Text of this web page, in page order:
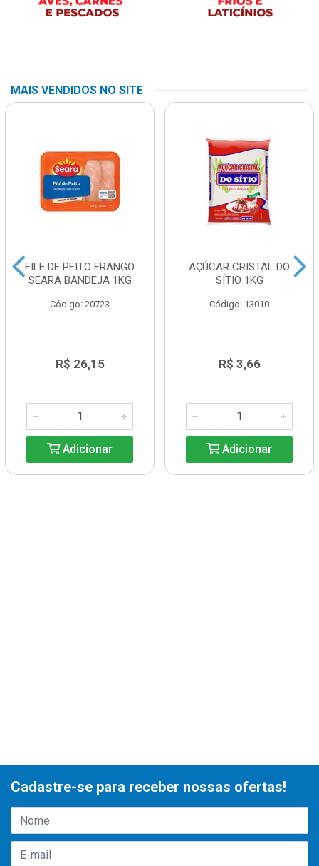
MAIS VENDIDOS NO SITE
FILE DE PEITO FRANGO
SEARA BANDEJA 1KG
Código: 20723
R$ 26,15
Adicionar
AÇÚCAR CRISTAL DO
SÍTIO 1KG
Código: 13010
R$ 3,66
Adicionar
Cadastre-se para receber nossas ofertas!